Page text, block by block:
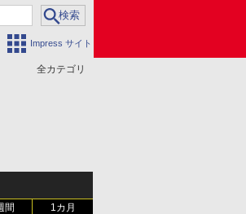
Impress サイト
全カテゴリ
間 1カ月